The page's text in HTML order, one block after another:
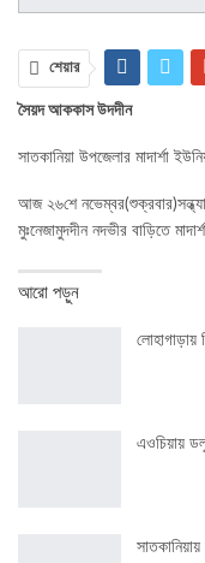
শেয়ার
সৈয়দ আককাস উদদীন
সাতকানিয়া উপজেলার মাদার্শা
আজ ২৬শে
মুঃনেজামুদদীন নদভীর বাড়িতে
আরো পড়ুন
লোহাগাড়ায়
এওচিয়ায়